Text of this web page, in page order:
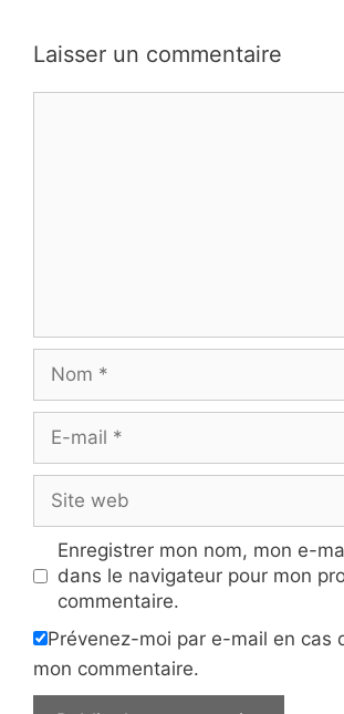
Laisser un commentaire
mail
web
Enregistrer mon nom, mon e-
dans le navigateur pour mon
commentaire.
Prévenez-moi par e-mail en cas
mon commentaire.